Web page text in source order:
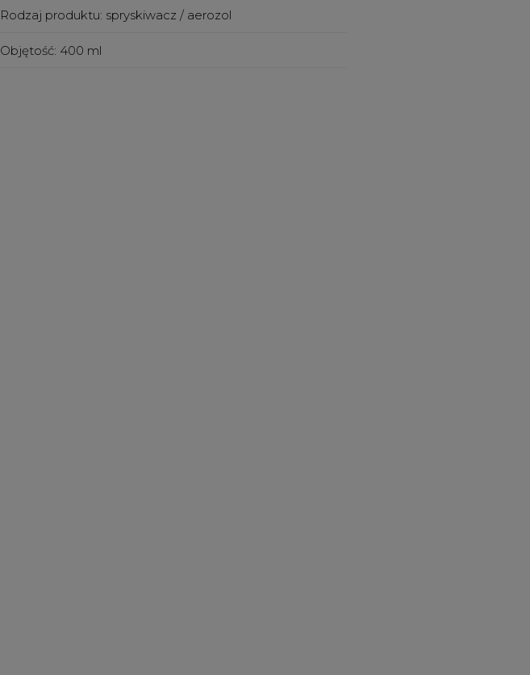
Rodzaj produktu: spryskiwacz / aerozol
Objętość: 400 ml